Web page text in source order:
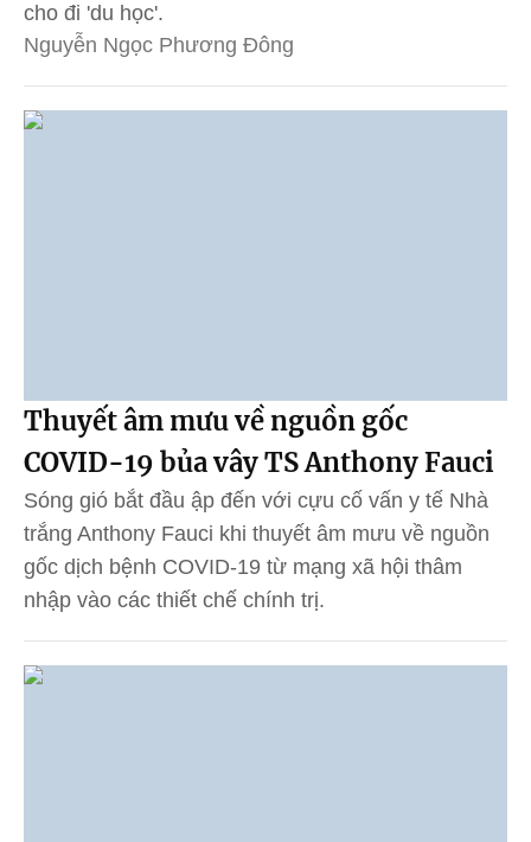
cho đi 'du học'.
Nguyễn Ngọc Phương Đông
Thuyết âm mưu về nguồn gốc
COVID-19 bủa vây TS Anthony Fauci
Sóng gió bắt đầu ập đến với cựu cố vấn y tế Nhà
trắng Anthony Fauci khi thuyết âm mưu về nguồn
gốc dịch bệnh COVID-19 từ mạng xã hội thâm
nhập vào các thiết chế chính trị.